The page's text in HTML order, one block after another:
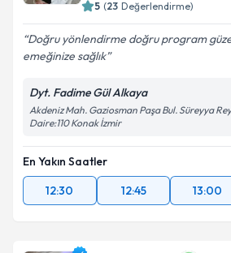
5 (23 Değerlendirme)
Doğru yönlendirme doğru program
emeğinize sağlık
Dyt. Fadime Gül Alkaya
Akdeniz Mah. Gaziosman Paşa Bul. Süreyya
Daire:110 Konak İzmir
En Yakın Saatler
12:30
12:45 13:00